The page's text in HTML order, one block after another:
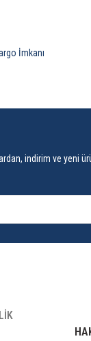
İmkanı
indirim ve yeni